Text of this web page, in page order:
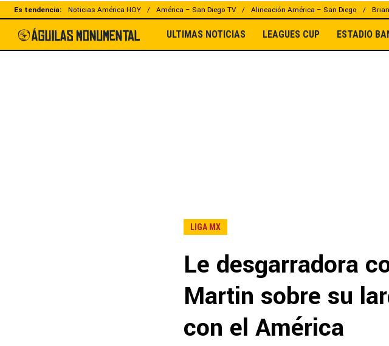
Es tendencia: Noticias América HOY América – San Diego TV Alineación América – San Diego
ULTIMAS NOTICIAS LEAGUES CUP ESTADIO
LIGA MX
Le desgarradora
Martin sobre su
con el América